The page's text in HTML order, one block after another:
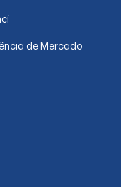
de Mercado